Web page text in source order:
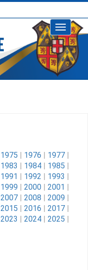
Toggle
1975 | 1976 | 1977 |
1983 | 1984 | 1985 |
1991 | 1992 | 1993 |
1999 | 2000 | 2001 |
2007 | 2008 | 2009 |
2015 | 2016 | 2017 |
2023 | 2024 | 2025 |